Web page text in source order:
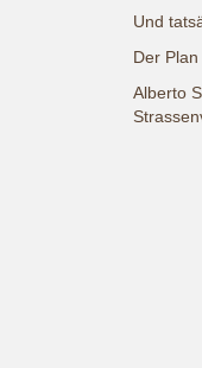
Und
Der
Alberto